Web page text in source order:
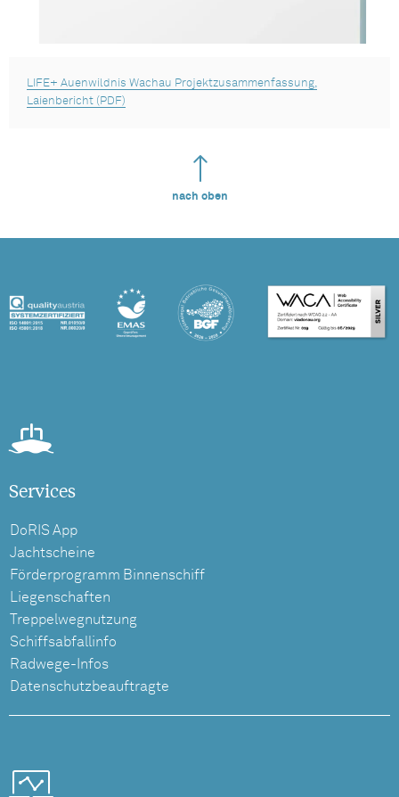
LIFE+ Auenwildnis Wachau Projektzusammenfassung,
Laienbericht (PDF)
nach oben
Services
DoRIS App
Jachtscheine
Förderprogramm Binnenschiff
Liegenschaften
Treppelwegnutzung
Schiffsabfallinfo
Radwege-Infos
Datenschutzbeauftragte